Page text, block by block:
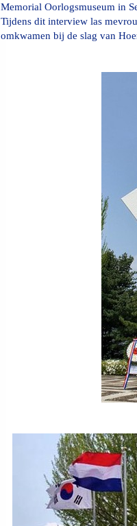
Memorial Oorlogsmuseum in
Tijdens dit interview las
omkwamen bij de slag van